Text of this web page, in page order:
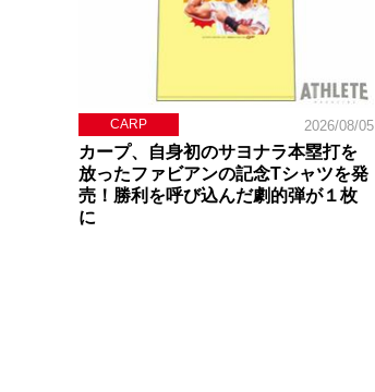
CARP 2026/08/05
カープ、自身初のサヨナラ本塁打を
放ったファビアンの記念Tシャツを発
売！勝利を呼び込んだ劇的弾が１枚
に